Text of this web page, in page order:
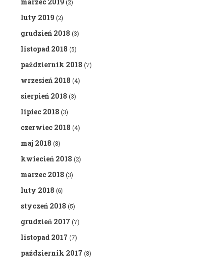
(2)
luty 2019 (2)
grudzień 2018 (3)
listopad 2018 (5)
październik 2018 (7)
wrzesień 2018 (4)
sierpień 2018 (3)
lipiec 2018 (3)
czerwiec 2018 (4)
maj 2018 (8)
kwiecień 2018 (2)
marzec 2018 (3)
luty 2018 (6)
styczeń 2018 (5)
grudzień 2017 (7)
listopad 2017 (7)
październik 2017 (8)